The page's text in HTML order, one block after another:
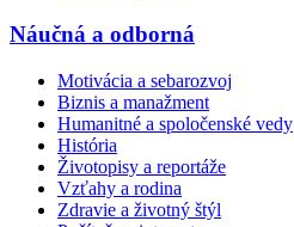
Náučná a odborná
Motivácia a sebarozvoj
Biznis a manažment
Humanitné a spoločenské vedy
História
Životopisy a reportáže
Vzťahy a rodina
Zdravie a životný štýl